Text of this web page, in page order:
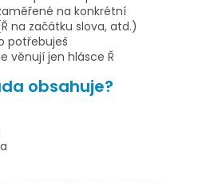
na konkrétní
na začátku slova, atd.)
potřebuješ
věnují jen hlásce Ř
obsahuje?